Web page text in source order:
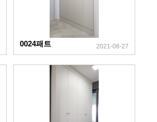
0024패트 2021-08-27